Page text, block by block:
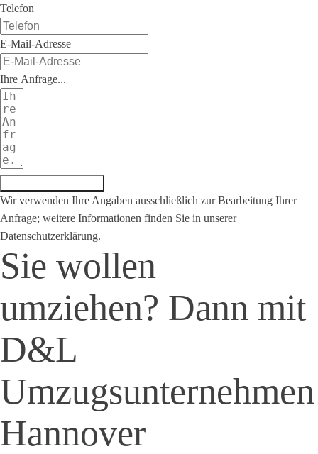
Telefon
E-Mail-Adresse
Ihre Anfrage...
Wir verwenden Ihre Angaben ausschließlich zur Bearbeitung Ihrer
Anfrage; weitere Informationen finden Sie in unserer
Datenschutzerklärung.
Sie wollen
umziehen? Dann mit
D&L
Umzugsunternehmen
Hannover